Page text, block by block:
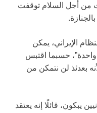
من أجل السلام توقفت
الإيراني، يمكن
حسبما اقتبس
بعدئذ لن نتمكن من
يبكون، قائلًا إنه يعتقد